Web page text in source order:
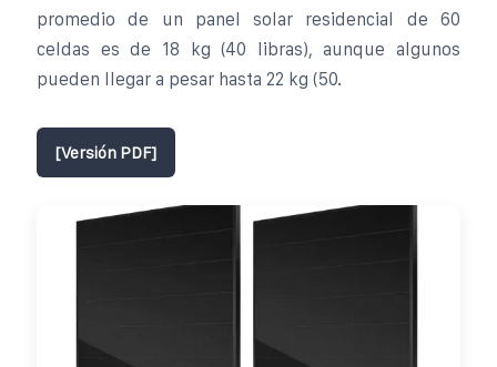
promedio de un panel solar residencial de 60
celdas es de 18 kg (40 libras), aunque algunos
pueden llegar a pesar hasta 22 kg (50.
[Versión PDF]